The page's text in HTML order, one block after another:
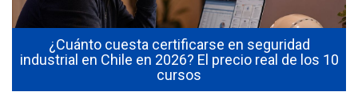
¿Cuánto cuesta certificarse en seguridad
industrial en Chile en 2026? El precio real de los 10
cursos